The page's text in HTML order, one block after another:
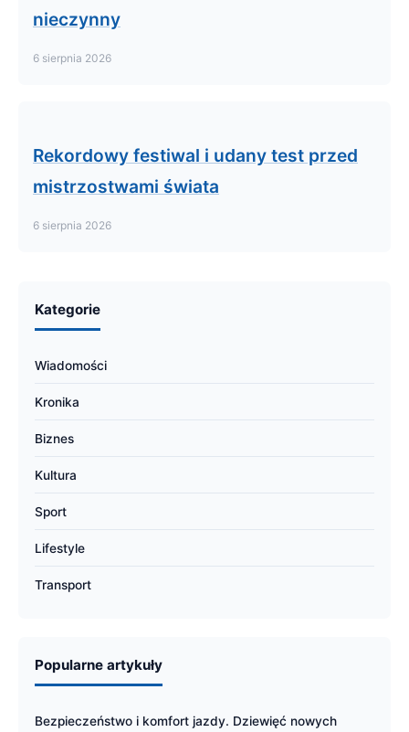
nieczynny
6 sierpnia 2026
Rekordowy festiwal i udany test przed
mistrzostwami świata
6 sierpnia 2026
Kategorie
Wiadomości
Kronika
Biznes
Kultura
Sport
Lifestyle
Transport
Popularne artykuły
Bezpieczeństwo i komfort jazdy. Dziewięć nowych